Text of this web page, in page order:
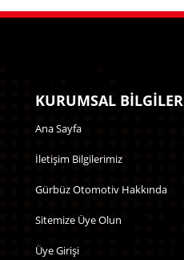
KURUMSAL BİLGİLER
Ana Sayfa
İletişim Bilgilerimiz
Gürbüz Otomotiv Hakkında
Sitemize Üye Olun
Üye Girişi